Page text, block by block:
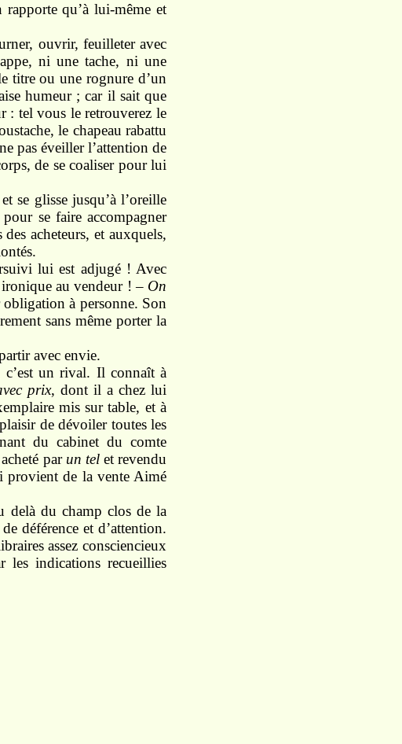
rapporte qu’à lui-même et
ouvrir, feuilleter avec
ni une tache, ni une
titre ou une rognure d’un
humeur ; car il sait que
: tel vous le retrouverez le
le chapeau rabattu
pas éveiller l’attention de
de se coaliser pour lui
se glisse jusqu’à l’oreille
se faire accompagner
acheteurs, et auxquels,
lui est adjugé ! Avec
ironique au vendeur ! – On
à personne. Son
sans même porter la
avec envie.
c’est un rival. Il connaît à
prix, dont il a chez lui
mis sur table, et à
de dévoiler toutes les
du cabinet du comte
par un telet revendu
provient de la vente Aimé
delà du champ clos de la
déférence et d’attention.
assez consciencieux
les indications recueillies